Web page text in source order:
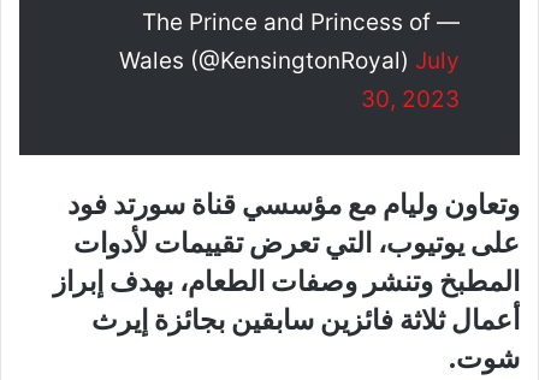
— The Prince and Princess of
Wales (@KensingtonRoyal) July
30, 2023
وتعاون وليام مع مؤسسي قناة سورتد فود
على يوتيوب، التي تعرض تقييمات لأدوات
المطبخ وتنشر وصفات الطعام، بهدف إبراز
أعمال ثلاثة فائزين سابقين بجائزة إيرث
شوت.